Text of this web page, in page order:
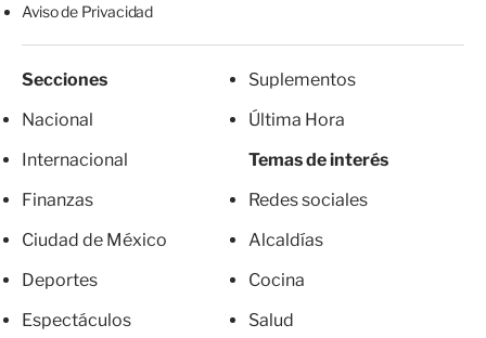
Aviso de Privacidad
Secciones
Nacional
Internacional
Finanzas
Ciudad de México
Deportes
Espectáculos
Suplementos
Última Hora
Temas de interés
Redes sociales
Alcaldías
Cocina
Salud